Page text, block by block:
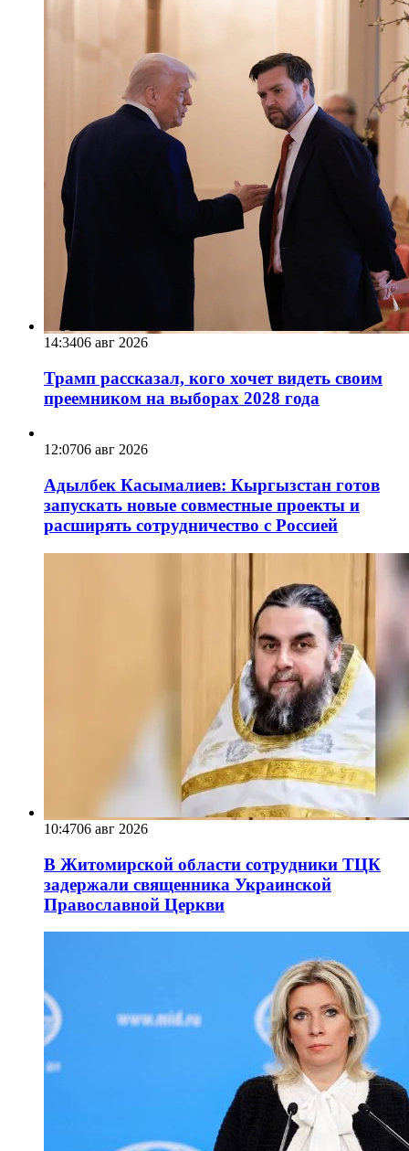
14:3406 авг 2026
Трамп рассказал, кого хочет видеть своим
преемником на выборах 2028 года
12:0706 авг 2026
Адылбек Касымалиев: Кыргызстан готов
запускать новые совместные проекты и
расширять сотрудничество с Россией
10:4706 авг 2026
В Житомирской области сотрудники ТЦК
задержали священника Украинской
Православной Церкви